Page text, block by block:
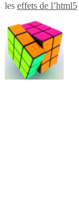
les effets de l’html5